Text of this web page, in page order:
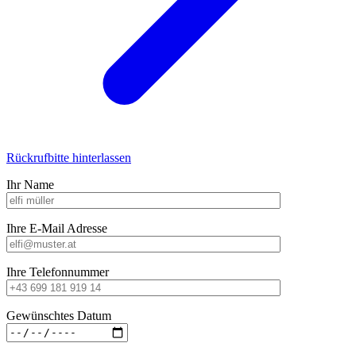
Rückrufbitte hinterlassen
Ihr Name
Ihre E-Mail Adresse
Ihre Telefonnummer
Gewünschtes Datum